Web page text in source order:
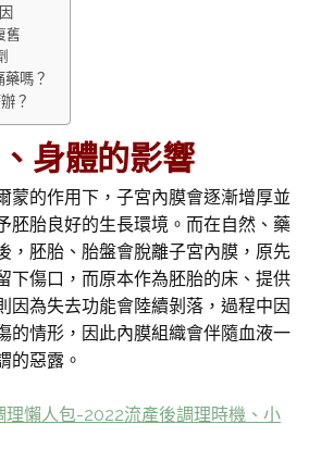
舊
嗎？
？
身體的影響
蒙的作用下，子宮內膜會逐漸增厚並
胚胎良好的生長環境。而在自然、藥
，胚胎、胎盤會脫離子宮內膜，原先
下傷口，而原本作為胚胎的床、提供
因為失去功能會陸續剝落，過程中因
的情形，因此內膜組織會伴隨血液一
的惡露。
理懶人包-2022流產後調理時機、小